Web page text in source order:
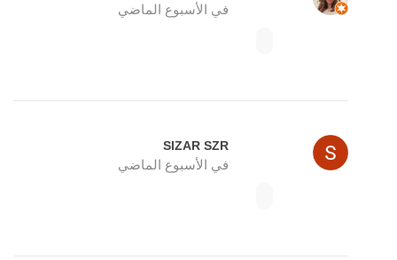
في الأسبوع الماضي
SIZAR SZR
في الأسبوع الماضي